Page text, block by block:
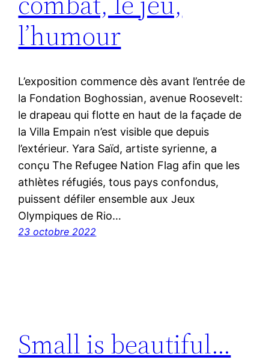
l’humour
L’exposition commence dès avant l’entrée de
la Fondation Boghossian, avenue Roosevelt:
le drapeau qui flotte en haut de la façade de
la Villa Empain n’est visible que depuis
l’extérieur. Yara Saïd, artiste syrienne, a
conçu The Refugee Nation Flag afin que les
athlètes réfugiés, tous pays confondus,
puissent défiler ensemble aux Jeux
Olympiques de Rio…
23 octobre 2022
Small is beautiful…